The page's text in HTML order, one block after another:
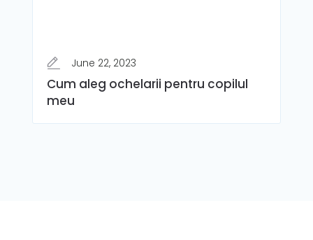
June 22, 2023
Cum aleg ochelarii pentru copilul
meu